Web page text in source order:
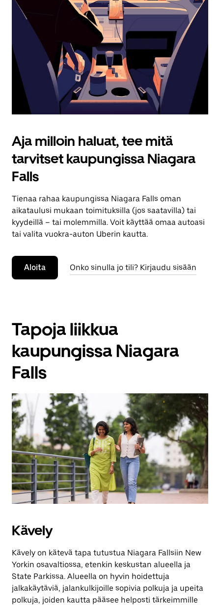
Aja milloin haluat, tee mitä
tarvitset kaupungissa Niagara
Falls
Tienaa rahaa kaupungissa Niagara Falls oman
aikataulusi mukaan toimituksilla (jos saatavilla) tai
kyydeillä – tai molemmilla. Voit käyttää omaa autoasi
tai valita vuokra-auton Uberin kautta.
Aloita Onko sinulla jo tili? Kirjaudu sisään
Tapoja liikkua
kaupungissa Niagara
Falls
Kävely
Kävely on kätevä tapa tutustua Niagara Fallsiin New
Yorkin osavaltiossa, etenkin keskustan alueella ja
State Parkissa. Alueella on hyvin hoidettuja
jalkakäytäviä, jalankulkijoille sopivia polkuja ja upeita
polkuja, joiden kautta pääsee helposti tärkeimmille